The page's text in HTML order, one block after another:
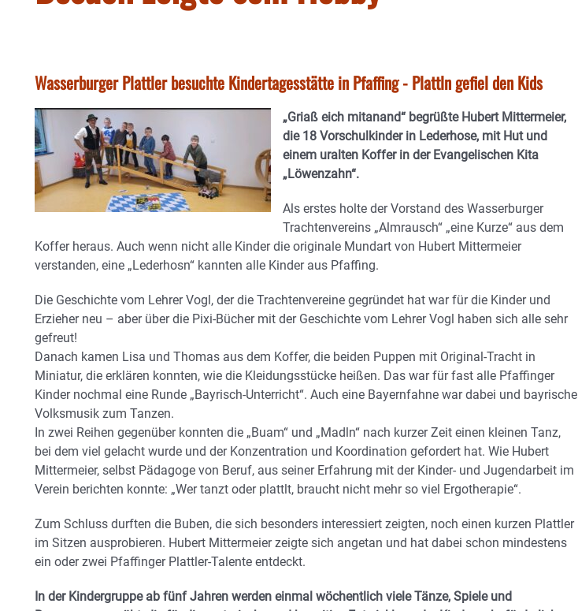
Wasserburger Plattler besuchte Kindertagesstätte in Pfaffing - Plattln gefiel den Kids
„Griaß eich mitanand“ begrüßte Hubert Mittermeier,
die 18 Vorschulkinder in Lederhose, mit Hut und
einem uralten Koffer in der Evangelischen Kita
„Löwenzahn“.
Als erstes holte der Vorstand des Wasserburger
Trachtenvereins „Almrausch“ „eine Kurze“ aus dem
Koffer heraus. Auch wenn nicht alle Kinder die originale Mundart von Hubert Mittermeier
verstanden, eine „Lederhosn“ kannten alle Kinder aus Pfaffing.
Die Geschichte vom Lehrer Vogl, der die Trachtenvereine gegründet hat war für die Kinder und
Erzieher neu – aber über die Pixi-Bücher mit der Geschichte vom Lehrer Vogl haben sich alle sehr
gefreut!
Danach kamen Lisa und Thomas aus dem Koffer, die beiden Puppen mit Original-Tracht in
Miniatur, die erklären konnten, wie die Kleidungsstücke heißen. Das war für fast alle Pfaffinger
Kinder nochmal eine Runde „Bayrisch-Unterricht“. Auch eine Bayernfahne war dabei und bayrische
Volksmusik zum Tanzen.
In zwei Reihen gegenüber konnten die „Buam“ und „Madln“ nach kurzer Zeit einen kleinen Tanz,
bei dem viel gelacht wurde und der Konzentration und Koordination gefordert hat. Wie Hubert
Mittermeier, selbst Pädagoge von Beruf, aus seiner Erfahrung mit der Kinder- und Jugendarbeit im
Verein berichten konnte: „Wer tanzt oder plattlt, braucht nicht mehr so viel Ergotherapie“.
Zum Schluss durften die Buben, die sich besonders interessiert zeigten, noch einen kurzen Plattler
im Sitzen ausprobieren. Hubert Mittermeier zeigte sich angetan und hat dabei schon mindestens
ein oder zwei Pfaffinger Plattler-Talente entdeckt.
In der Kindergruppe ab fünf Jahren werden einmal wöchentlich viele Tänze, Spiele und